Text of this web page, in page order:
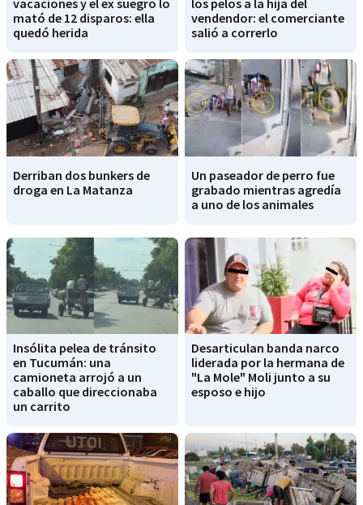
vacaciones y el ex suegro lo
mató de 12 disparos: ella
quedó herida
los pelos a la hija del
vendendor: el comerciante
salió a correrlo
Derriban dos bunkers de
droga en La Matanza
Un paseador de perro fue
grabado mientras agredía
a uno de los animales
Insólita pelea de tránsito
en Tucumán: una
camioneta arrojó a un
caballo que direccionaba
un carrito
Desarticulan banda narco
liderada por la hermana de
"La Mole" Moli junto a su
esposo e hijo